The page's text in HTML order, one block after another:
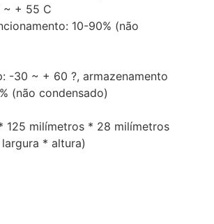
~ + 55 C
10-90% (não
-30 ~ + 60 ?, armazenamento
(não condensado)
125 milímetros * 28 milímetros
* altura)